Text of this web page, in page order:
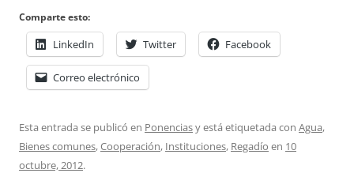
Comparte esto:
LinkedIn Twitter Facebook
Correo electrónico
Esta entrada se publicó en Ponenciasy está etiquetada con Agua,
Bienes comunes,Cooperación, Instituciones, Regadío en 10
octubre, 2012.